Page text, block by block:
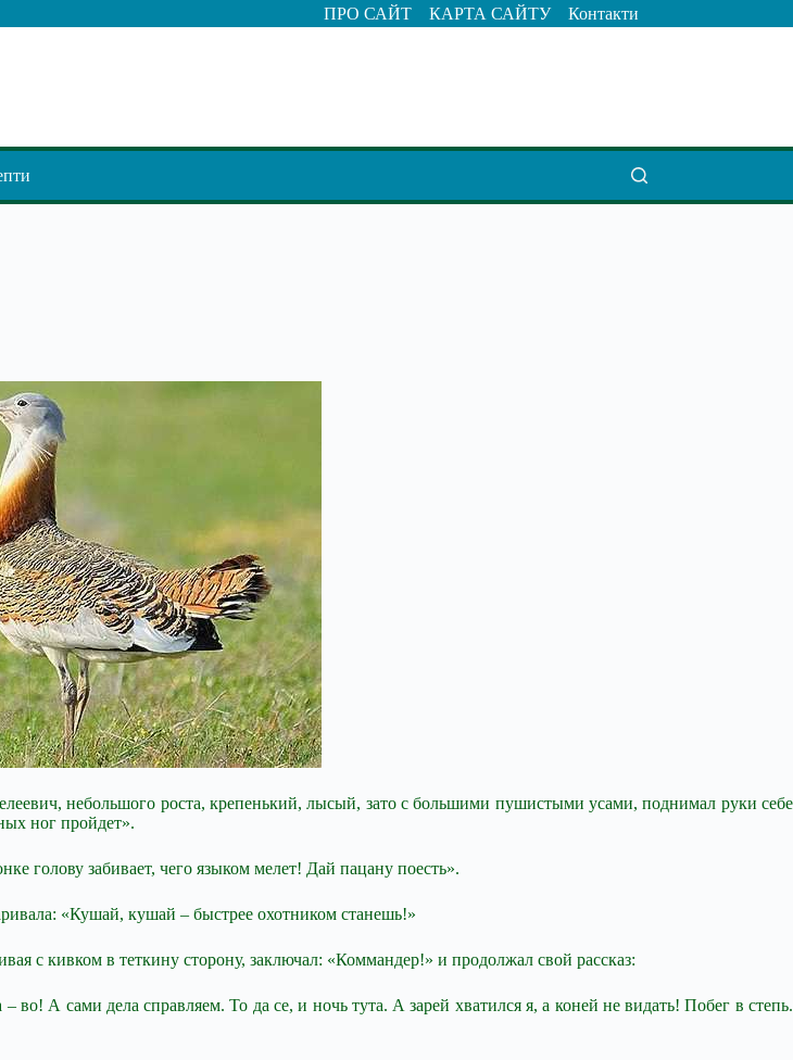
ПРО САЙТ КАРТА САЙТУ Контакти
небольшого роста, крепенький, лысый, зато с большими пушистыми усами, поднимал руки себе
ног пройдет».
голову забивает, чего языком мелет! Дай пацану поесть».
«Кушай, кушай – быстрее охотником станешь!»
с кивком в теткину сторону, заключал: «Коммандер!» и продолжал свой рассказ:
А сами дела справляем. То да се, и ночь тута. А зарей хватился я, а коней не видать! Побег в степь.